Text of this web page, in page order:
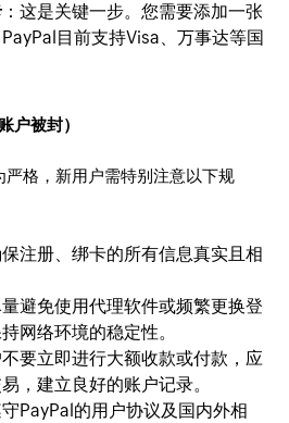
：这是关键一步。您需要添加一张
目前支持Visa、万事达等国
户被封）
严格，新用户需特别注意以下规
保注册、绑卡的所有信息真实且相
避免使用代理软件或频繁更换登
网络环境的稳定性。
不要立即进行大额收款或付款，应
，建立良好的账户记录。
守PayPal的用户协议及国内外相